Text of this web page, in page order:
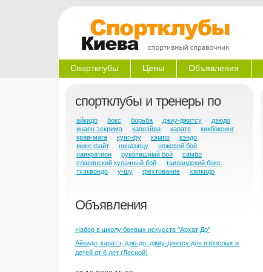
Спортклубы Цены Объявления
спортклубы и тренеры по
айкидо бокс борьба джиу-джитсу
дзюдо
инаян эскрима
капоэйра карате
кикбоксинг
крав-мага
кунг-фу кэмпо
кэндо
микс файт
ниндзюцу
ножевой бой
панкратион
рукопашный бой
самбо
славянский кулачный бой
таиландский бокс
тхэквондо
у-шу фехтование хапкидо
Объявления
Набор в школу боевых искусств "Архат До"
Айкидо, каратэ, дзю-до, джиу-джитсу для взрослых и
детей от 6 лет (Лесной)